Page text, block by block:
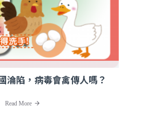
淪陷，病毒會禽傳人嗎？
Read More